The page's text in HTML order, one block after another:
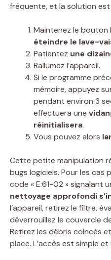
fréquente, et la solution est
Maintenez le
éteindre le lave-
Patientez une
Rallumez l’appareil.
Si le programme
mémoire, appuyez
pendant environ 3
effectuera une
réinitialisera.
Vous pouvez alors
Cette petite manipulation
bugs logiciels. Pour les cas
code « E:61-02 » signalant
nettoyage approfondi
l’appareil, retirez le filtre,
déverrouillez le couvercle
Retirez les débris coincés
place. L’accès est simple et